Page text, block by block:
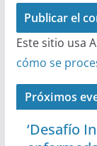
Este sitio usa
cómo se
Próximos
‘Desafío